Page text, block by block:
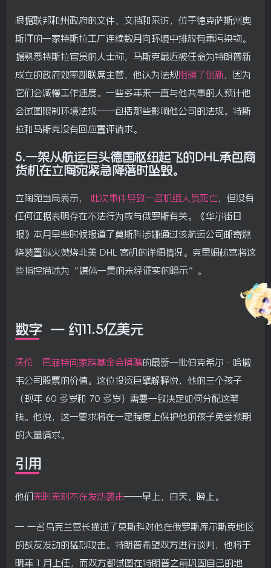
根据联邦和州政府的文件、文档和采访，位于德克萨斯州奥
斯汀的一家特斯拉工厂连续数月向环境中排放有毒污染物。
据熟悉特斯拉官员的人士称，马斯克最近被任命为特朗普新
成立的政府效率部联席主管，他认为法规 阻碍了创新 ，因为
它们会减慢工作速度。一些多年来一直与他共事的人预计他
会试图限制环境法规——包括那些影响他公司的法规。特斯
拉和马斯克没有回应置评请求。
5.一架从航运巨头德国枢纽起飞的DHL承包商
货机在立陶宛紧急降落时坠毁。
立陶宛当局表示， 此次事件导致一名机组人员死亡 ，但没有
任何证据表明存在不法行为或与俄罗斯有关。《华尔街日
报》本月早些时候报道了莫斯科涉嫌通过该航运公司邮寄燃
烧装置纵火焚烧北美 DHL 客机的详细情况。克里姆林宫将这
些指控描述为“媒体一贯的未经证实的暗示”。
数字 — 约11.5亿美元
沃伦·巴菲特向家族基金会捐赠的最新一批伯克希尔·哈撒
韦公司股票的价值。这位投资巨擘解释说，他的三个孩子
（现年 60 多岁和 70 多岁）需要一致决定如何分配这笔
钱。他说，这一要求将在一定程度上保护他的孩子免受预期
的大量请求。
引用
他们 无时无刻不在发动袭击——早上、白天、晚上。
— 一名乌克兰营长描述了莫斯科对他在俄罗斯库尔斯克地区
的战友发动的猛烈攻击。特朗普希望双方进行谈判，他将于
明年 1 月上任，而双方都试图在特朗普之前巩固自己的地